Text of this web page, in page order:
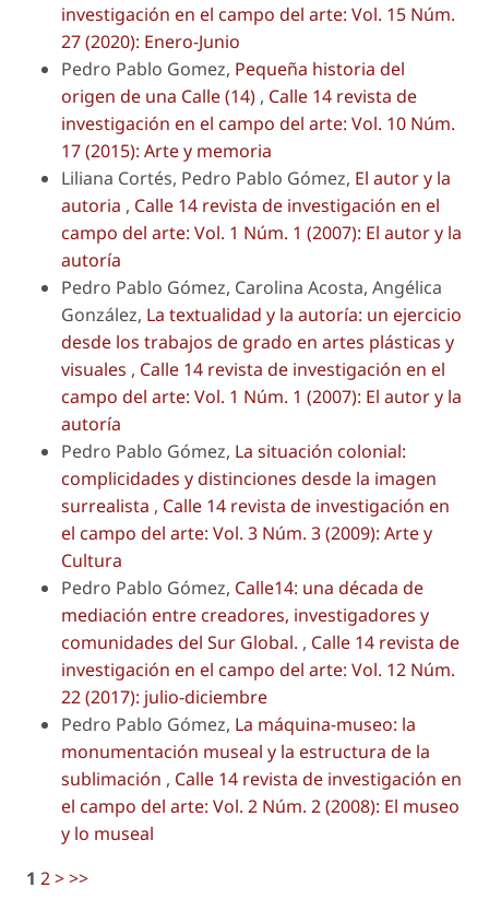
investigación en el campo del arte: Vol. 15 Núm.
27 (2020): Enero-Junio
Pedro Pablo Gomez, Pequeña historia del
origen de una Calle (14) , Calle 14 revista de
investigación en el campo del arte: Vol. 10 Núm.
17 (2015): Arte y memoria
Liliana Cortés, Pedro Pablo Gómez, El autor y la
autoria , Calle 14 revista de investigación en el
campo del arte: Vol. 1 Núm. 1 (2007): El autor y la
autoría
Pedro Pablo Gómez, Carolina Acosta, Angélica
González, La textualidad y la autoría: un ejercicio
desde los trabajos de grado en artes plásticas y
visuales , Calle 14 revista de investigación en el
campo del arte: Vol. 1 Núm. 1 (2007): El autor y la
autoría
Pedro Pablo Gómez, La situación colonial:
complicidades y distinciones desde la imagen
surrealista , Calle 14 revista de investigación en
el campo del arte: Vol. 3 Núm. 3 (2009): Arte y
Cultura
Pedro Pablo Gómez, Calle14: una década de
mediación entre creadores, investigadores y
comunidades del Sur Global. , Calle 14 revista de
investigación en el campo del arte: Vol. 12 Núm.
22 (2017): julio-diciembre
Pedro Pablo Gómez, La máquina-museo: la
monumentación museal y la estructura de la
sublimación , Calle 14 revista de investigación en
el campo del arte: Vol. 2 Núm. 2 (2008): El museo
y lo museal
1 2>>>